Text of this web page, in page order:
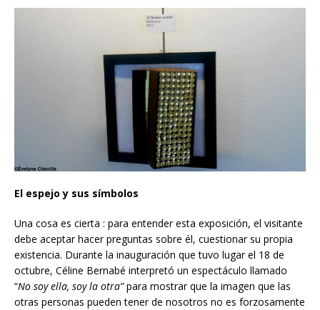
El espejo y sus símbolos
Una cosa es cierta : para entender esta exposición, el visitante
debe aceptar hacer preguntas sobre él, cuestionar su propia
existencia. Durante la inauguración que tuvo lugar el 18 de
octubre, Céline Bernabé interpretó un espectáculo llamado
“No soy ella, soy la otra”para mostrar que la imagen que las
otras personas pueden tener de nosotros no es forzosamente